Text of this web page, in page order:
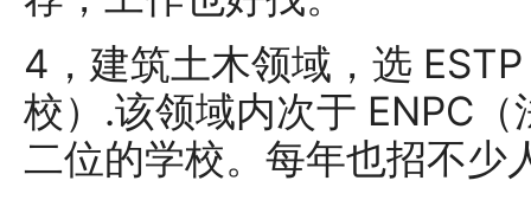
4，建筑土木领域，选
校）.该领域内次于 ENPC
二位的学校。每年也招不少